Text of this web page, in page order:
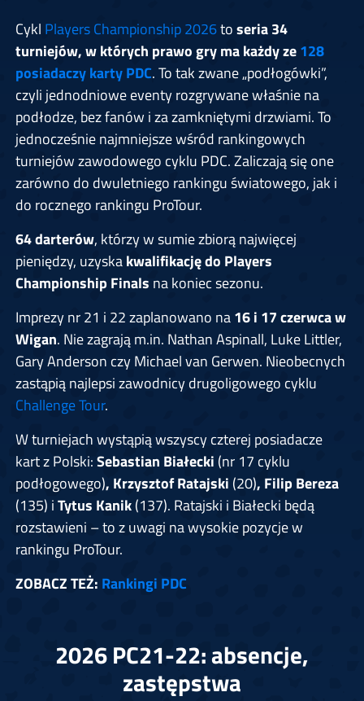
Cykl Players Championship 2026toseria 34
turniejów, w których prawo gry ma każdy ze128
posiadaczy karty PDC. To tak zwane „podłogówki”,
czyli jednodniowe eventy rozgrywane właśnie na
podłodze, bez fanów i za zamkniętymi drzwiami. To
jednocześnie najmniejsze wśród rankingowych
turniejów zawodowego cyklu PDC. Zaliczają się one
zarówno do dwuletniego rankingu światowego, jak i
do rocznego rankingu ProTour.
64 darterów, którzy w sumie zbiorą najwięcej
pieniędzy, uzyskakwalifikację do Players
Championship Finals na koniec sezonu.
Imprezy nr 21 i 22 zaplanowano na16 i 17 czerwca w
Wigan. Nie zagrają m.in. Nathan Aspinall, Luke Littler,
Gary Anderson czy Michael van Gerwen. Nieobecnych
zastąpią najlepsi zawodnicy drugoligowego cyklu
Challenge Tour.
W turniejach wystąpią wszyscy czterej posiadacze
kart z Polski:Sebastian Białecki (nr 17 cyklu
podłogowego), Krzysztof Ratajski (20), Filip Bereza
(135) iTytus Kanik(137). Ratajski i Białecki będą
rozstawieni – to z uwagi na wysokie pozycje w
rankingu ProTour.
ZOBACZ TEŻ: Rankingi PDC
2026 PC21-22: absencje,
zastępstwa